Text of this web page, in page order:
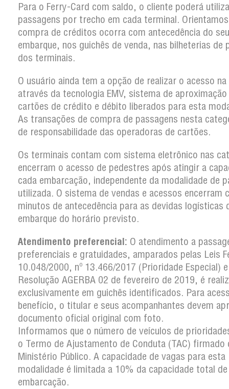
Para o Ferry-Card com saldo, o cliente poderá
passagens por trecho em cada terminal.
compra de créditos ocorra com antecedência do seu
embarque, nos guichês de venda, nas bilheterias de
dos terminais.
O usuário ainda tem a opção de realizar o acesso
através da tecnologia EMV, sistema de
cartões de crédito e débito liberados para esta
As transações de compra de passagens nesta
de responsabilidade das operadoras de cartões.
Os terminais contam com sistema eletrônico nas
encerram o acesso de pedestres após atingir a
cada embarcação, independente da modalidade de
utilizada. O sistema de vendas e acessos encerram
minutos de antecedência para as devidas logísticas
embarque do horário previsto.
Atendimento preferencial: O atendimento a
preferenciais e gratuidades, amparados pelas Leis
10.048/2000, nº 13.466/2017 (Prioridade Especial) e
Resolução AGERBA 02 de fevereiro de 2019, é
exclusivamente em guichês identificados. Para
benefício, o titular e seus acompanhantes devem
documento oficial original com foto.
Informamos que o número de veículos de
o Termo de Ajustamento de Conduta (TAC) firmado
Ministério Público. A capacidade de vagas para esta
modalidade é limitada a 10% da capacidade total
embarcação.